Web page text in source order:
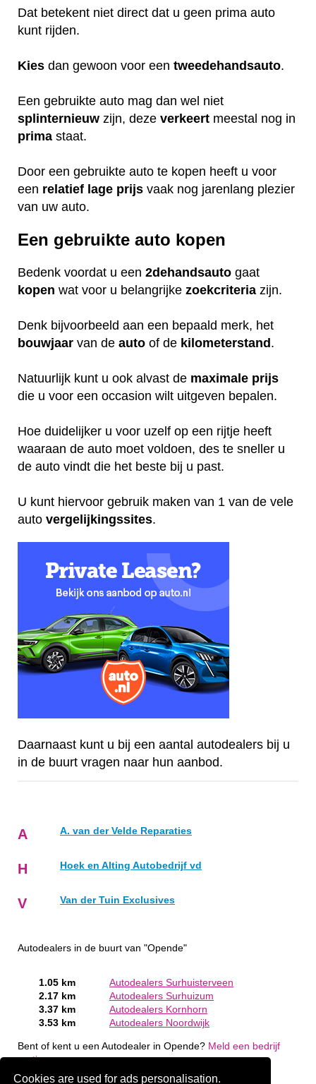
Cookies are used for ads personalisation.
Dat betekent niet direct dat u geen prima auto
kunt rijden.
Kies dan gewoon voor een tweedehandsauto.
Een gebruikte auto mag dan wel niet
splinternieuw zijn, deze verkeert meestal nog in
prima staat.
Door een gebruikte auto te kopen heeft u voor
een relatief lage prijs vaak nog jarenlang plezier
van uw auto.
Een gebruikte auto kopen
Bedenk voordat u een 2dehandsauto gaat
kopen wat voor u belangrijke zoekcriteria zijn.
Denk bijvoorbeeld aan een bepaald merk, het
bouwjaar van de auto of de kilometerstand.
Natuurlijk kunt u ook alvast de maximale prijs
die u voor een occasion wilt uitgeven bepalen.
Hoe duidelijker u voor uzelf op een rijtje heeft
waaraan de auto moet voldoen, des te sneller u
de auto vindt die het beste bij u past.
U kunt hiervoor gebruik maken van 1 van de vele
auto vergelijkingssites.
Daarnaast kunt u bij een aantal autodealers bij u
in de buurt vragen naar hun aanbod.
A A. van der Velde Reparaties
H Hoek en Alting Autobedrijf vd
V Van der Tuin Exclusives
Autodealers in de buurt van "Opende"
1.05 km
Autodealers Surhuisterveen
2.17 km
Autodealers Surhuizum
3.37 km
Autodealers Kornhorn
3.53 km
Autodealers Noordwijk
Bent of kent u een Autodealer in Opende? Meld een bedrijf
gratis aan